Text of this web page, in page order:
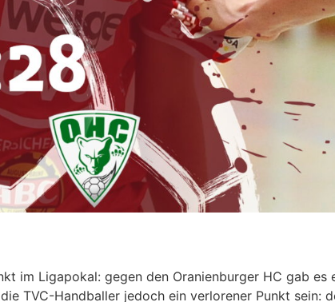
im Ligapokal: gegen den Oranienburger HC gab es
TVC-Handballer jedoch ein verlorener Punkt sein: